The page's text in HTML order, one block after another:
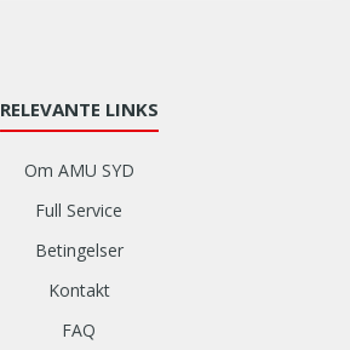
RELEVANTE LINKS
Om AMU SYD
Full Service
Betingelser
Kontakt
FAQ